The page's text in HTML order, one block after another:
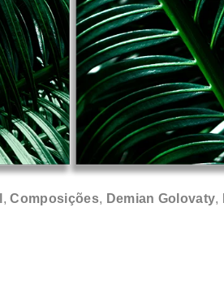
,Composições, Demian Golovaty,